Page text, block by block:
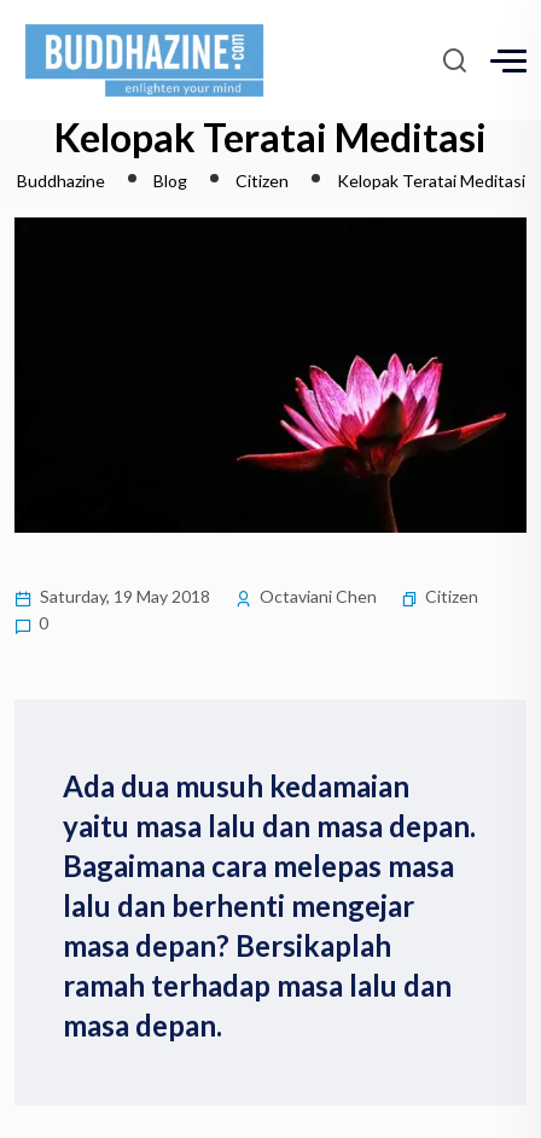
Kelopak Teratai Meditasi
Buddhazine Blog Citizen Kelopak Teratai Meditasi
Saturday, 19 May 2018 Octaviani Chen
Citizen
0
Ada dua musuh kedamaian
yaitu masa lalu dan masa depan.
Bagaimana cara melepas masa
lalu dan berhenti mengejar
masa depan? Bersikaplah
ramah terhadap masa lalu dan
masa depan.